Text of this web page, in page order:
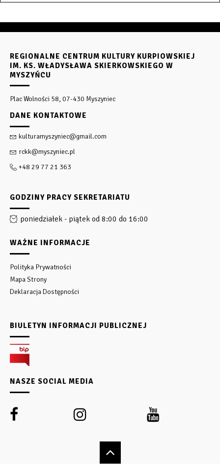
REGIONALNE CENTRUM KULTURY KURPIOWSKIEJ
IM. KS. WŁADYSŁAWA SKIERKOWSKIEGO W
MYSZYŃCU
Plac Wolności 58, 07-430 Myszyniec
DANE KONTAKTOWE
kulturamyszyniec@gmail.com
rckk@myszyniec.pl
+48 29 77 21 363
GODZINY PRACY SEKRETARIATU
poniedziałek - piątek od 8:00 do 16:00
WAŻNE INFORMACJE
Polityka Prywatności
Mapa Strony
Deklaracja Dostępności
BIULETYN INFORMACJI PUBLICZNEJ
NASZE SOCIAL MEDIA